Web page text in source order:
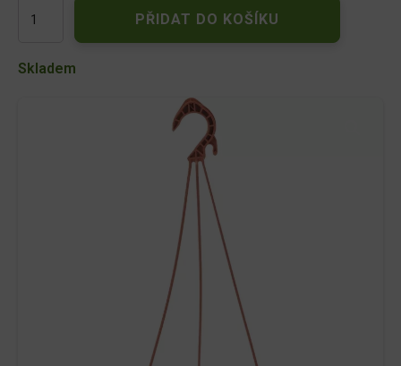
Nicoli
PŘIDAT DO KOŠÍKU
Skladem